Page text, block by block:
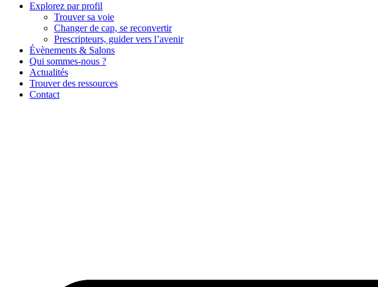
Explorez par profil
Trouver sa voie
Changer de cap, se reconvertir
Prescripteurs, guider vers l’avenir
Évènements & Salons
Qui sommes-nous ?
Actualités
Trouver des ressources
Contact